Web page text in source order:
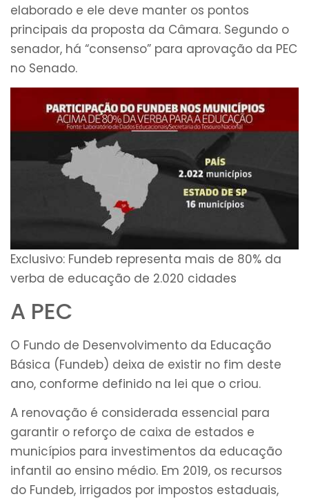
elaborado e ele deve manter os pontos
principais da proposta da Câmara. Segundo o
senador, há “consenso” para aprovação da PEC
no Senado.
Exclusivo: Fundeb representa mais de 80% da
verba de educação de 2.020 cidades
A PEC
O Fundo de Desenvolvimento da Educação
Básica (Fundeb) deixa de existir no fim deste
ano, conforme definido na lei que o criou.
A renovação é considerada essencial para
garantir o reforço de caixa de estados e
municípios para investimentos da educação
infantil ao ensino médio. Em 2019, os recursos
do Fundeb, irrigados por impostos estaduais,